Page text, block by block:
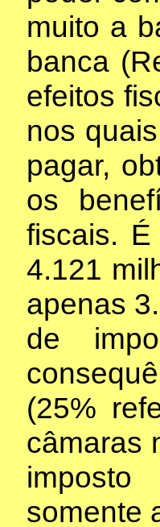
muito a
banca
efeitos
nos
pagar,
os
fiscais.
4.121
apenas
de
(25%
câmaras
somente